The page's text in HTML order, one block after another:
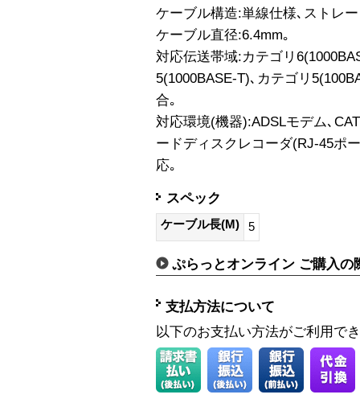
ケーブル構造:単線仕様､ストレ
ケーブル直径:6.4mm｡
対応伝送帯域:カテゴリ
5(1000BASE-T)､カテゴリ
合｡
対応環境(機器):ADSLモデム､
ードディスクレコーダ(RJ-45ポ
応｡
スペック
ケーブル長(M) 5
ぷらっとオンライン ご購入の
支払方法について
以下のお支払い方法がご利用で